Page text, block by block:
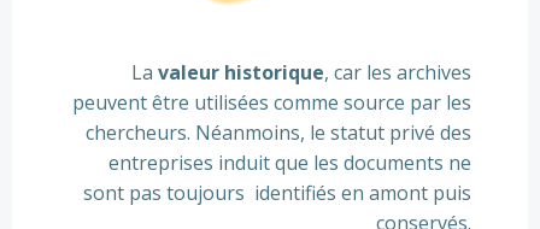
Lavaleur historique, car les archives
peuvent être utilisées comme source par les
chercheurs. Néanmoins, le statut privé des
entreprises induit que les documents ne
sont pas toujours identifiés en amont puis
conservés.